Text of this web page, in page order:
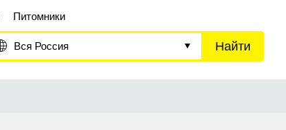
Питомники
Вся Россия Найти